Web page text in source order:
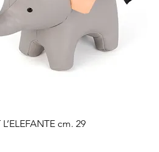
Quick Viewcm. 29